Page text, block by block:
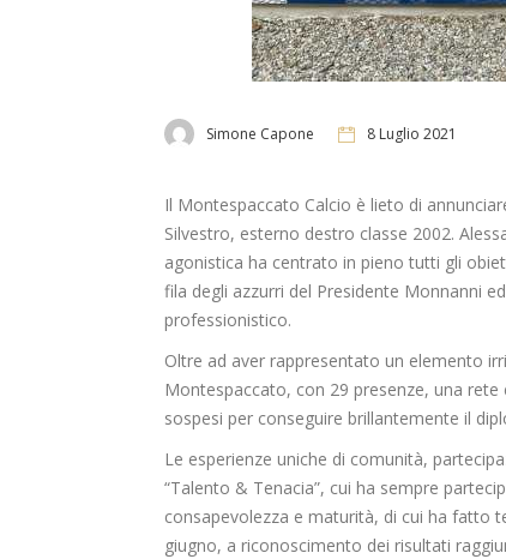
Simone Capone 8 Luglio 2021
Il Montespaccato Calcio è lieto di
Silvestro, esterno destro classe 2002.
agonistica ha centrato in pieno tutti gli
fila degli azzurri del Presidente Monnanni
professionistico.
Oltre ad aver rappresentato un elemento
Montespaccato, con 29 presenze, una
sospesi per conseguire brillantemente il
Le esperienze uniche di comunità,
“Talento & Tenacia”, cui ha sempre
consapevolezza e maturità, di cui ha fatto
giugno, a riconoscimento dei risultati